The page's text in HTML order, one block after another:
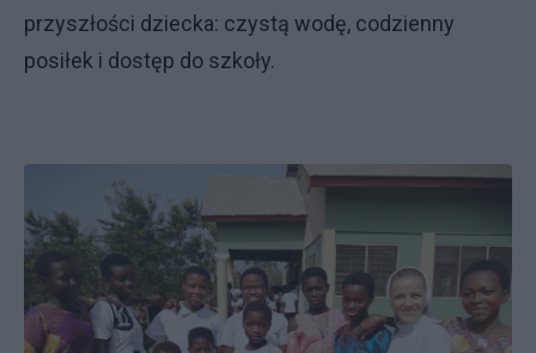
przyszłości dziecka: czystą wodę, codzienny
posiłek i dostęp do szkoły.